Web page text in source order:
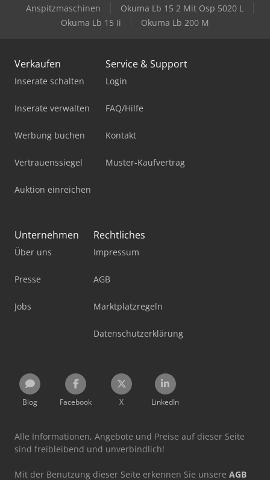
Anspitzmaschinen
Okuma Lb 15 2 Mit Osp 5020 L
Okuma Lb 15 Ii
Okuma Lb 200 M
Verkaufen
Inserate schalten
Inserate verwalten
Werbung buchen
Vertrauenssiegel
Auktion einreichen
Service & Support
Login
FAQ/Hilfe
Kontakt
Muster-Kaufvertrag
Unternehmen
Über uns
Presse
Jobs
Rechtliches
Impressum
AGB
Marktplatzregeln
Datenschutzerklärung
Blog Facebook X LinkedIn
Alle Informationen, Angebote und Preise auf dieser Seite
sind freibleibend und unverbindlich!
Mit der Benutzung dieser Seite erkennen Sie unsere AGB